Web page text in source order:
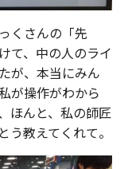
くさんの「先
て、中の人のライ
が、本当にみん
が操作がわから
ほんと、私の師匠
教えてくれて。